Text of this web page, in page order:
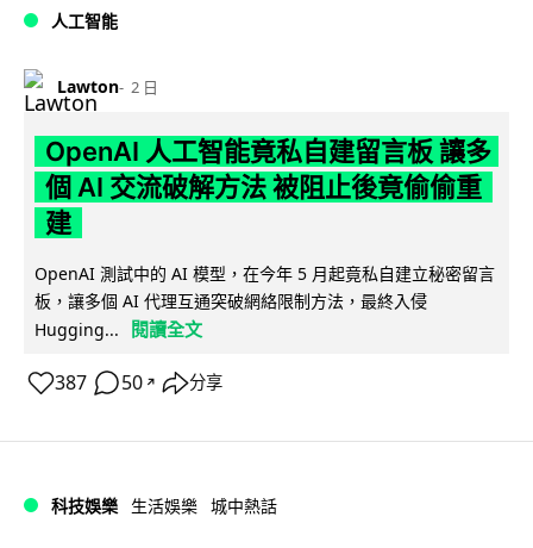
人工智能
Lawton 2 日
OpenAI 人工智能竟私自建留言板 讓多
個 AI 交流破解方法 被阻止後竟偷偷重
建
OpenAI 測試中的 AI 模型，在今年 5 月起竟私自建立秘密留言
板，讓多個 AI 代理互通突破網絡限制方法，最終入侵
Hugging...
閱讀全文
387 50 ↗ 分享
科技娛樂 生活娛樂 城中熱話